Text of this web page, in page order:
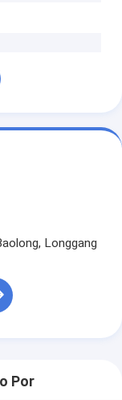
Longgang
Por